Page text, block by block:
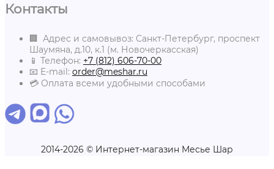
Контакты
🏢 Адрес и самовывоз: Санкт-Петербург, проспект
Шаумяна, д.10, к.1 (м. Новочеркасская)
📱 Телефон: +7 (812) 606-70-00
📧 E-mail: order@meshar.ru
💳 Оплата всеми удобными способами
2014-2026 © Интернет-магазин Месье Шар